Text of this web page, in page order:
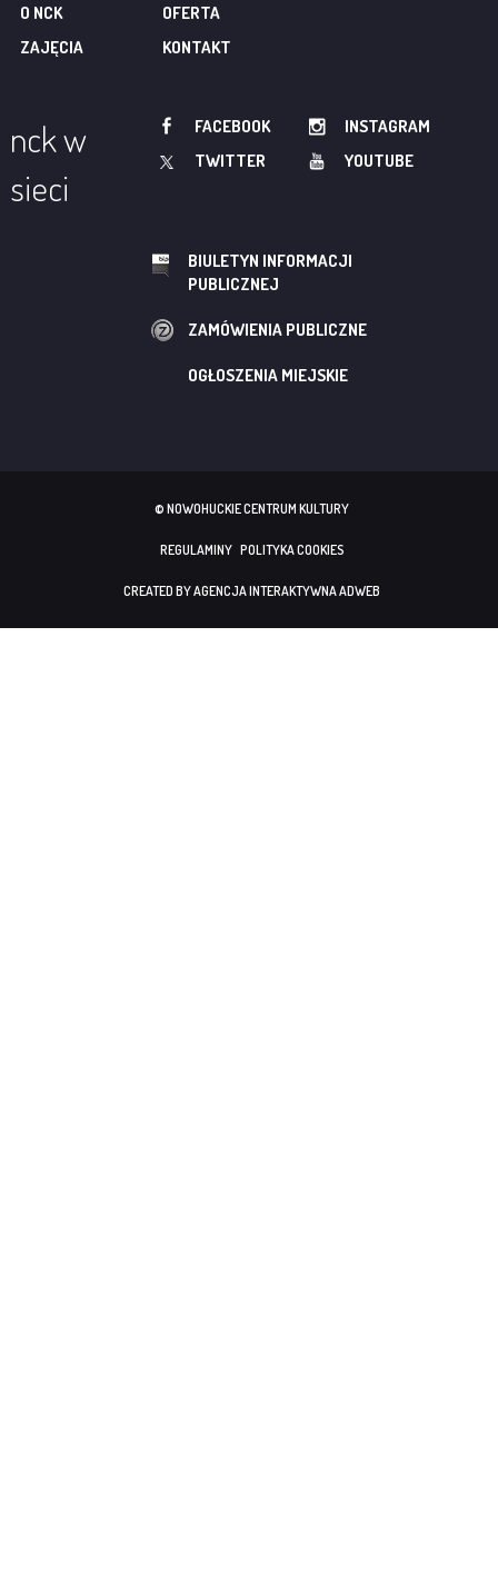
O NCK
OFERTA
ZAJĘCIA
KONTAKT
nck w
sieci
FACEBOOK
INSTAGRAM
TWITTER
YOUTUBE
BIULETYN INFORMACJI
PUBLICZNEJ
ZAMÓWIENIA PUBLICZNE
OGŁOSZENIA MIEJSKIE
© NOWOHUCKIE CENTRUM KULTURY
REGULAMINY POLITYKA COOKIES
CREATED BY AGENCJA INTERAKTYWNA ADWEB